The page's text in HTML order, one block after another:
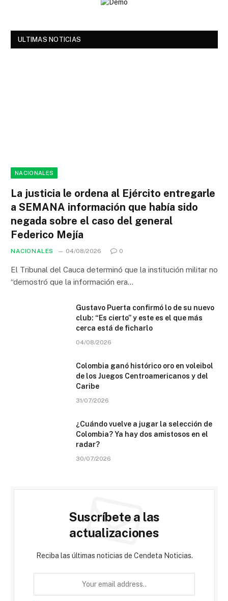
ULTIMAS NOTICIAS
NACIONALES
La justicia le ordena al Ejército entregarle
a SEMANA información que había sido
negada sobre el caso del general
Federico Mejía
NACIONALES 04/08/2026 0
El Tribunal del Cauca determinó que la institución militar no
“demostró que la información era…
Gustavo Puerta confirmó lo de su nuevo
club: “Es cierto” y este es el que más
cerca está de ficharlo
04/08/2026
Colombia ganó histórico oro en voleibol
de los Juegos Centroamericanos y del
Caribe
31/07/2026
¿Cuándo vuelve a jugar la selección de
Colombia? Ya hay dos amistosos en el
radar?
30/07/2026
Suscríbete a las
actualizaciones
Reciba las últimas noticias de Cendeta Noticias.